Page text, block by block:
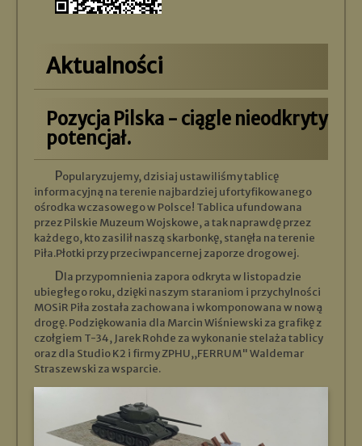
Aktualności
Pozycja Pilska - ciągle nieodkryty
potencjał.
Popularyzujemy, dzisiaj ustawiliśmy tablicę
informacyjną na terenie najbardziej ufortyfikowanego
ośrodka wczasowego w Polsce! Tablica ufundowana
przez Pilskie Muzeum Wojskowe, a tak naprawdę przez
każdego, kto zasilił naszą skarbonkę, stanęła na terenie
Piła.Płotki przy przeciwpancernej zaporze drogowej.
Dla przypomnienia zapora odkryta w listopadzie
ubiegłego roku, dzięki naszym staraniom i przychylności
MOSiR Piła została zachowana i wkomponowana w nową
drogę. Podziękowania dla Marcin Wiśniewski za grafikę z
czołgiem T-34, Jarek Rohde za wykonanie stelaża tablicy
oraz dla Studio K2 i firmy ZPHU,,FERRUM" Waldemar
Straszewski za wsparcie.